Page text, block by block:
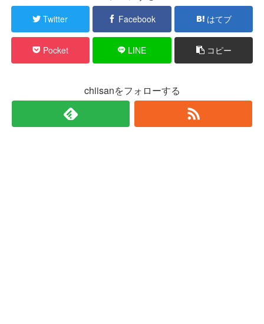
Twitter Facebook はてブ
Pocket LINE コピー
chiisanをフォローする